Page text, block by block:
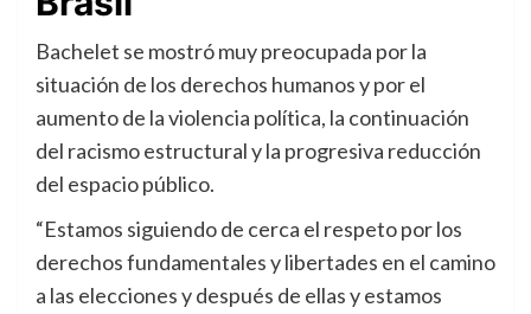
Bachelet se mostró muy preocupada por la
situación de los derechos humanos y por el
aumento de la violencia política, la continuación
del racismo estructural y la progresiva reducción
del espacio público.
“Estamos siguiendo de cerca el respeto por los
derechos fundamentales y libertades en el camino
a las elecciones y después de ellas y estamos